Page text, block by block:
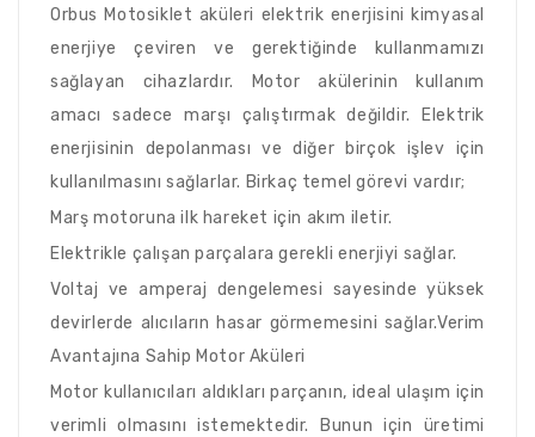
Orbus Motosiklet aküleri elektrik enerjisini kimyasal
enerjiye çeviren ve gerektiğinde kullanmamızı
sağlayan cihazlardır. Motor akülerinin kullanım
amacı sadece marşı çalıştırmak değildir. Elektrik
enerjisinin depolanması ve diğer birçok işlev için
kullanılmasını sağlarlar. Birkaç temel görevi vardır;
Marş motoruna ilk hareket için akım iletir.
Elektrikle çalışan parçalara gerekli enerjiyi sağlar.
Voltaj ve amperaj dengelemesi sayesinde yüksek
devirlerde alıcıların hasar görmemesini sağlar.Verim
Avantajına Sahip Motor Aküleri
Motor kullanıcıları aldıkları parçanın, ideal ulaşım için
verimli olmasını istemektedir. Bunun için üretimi